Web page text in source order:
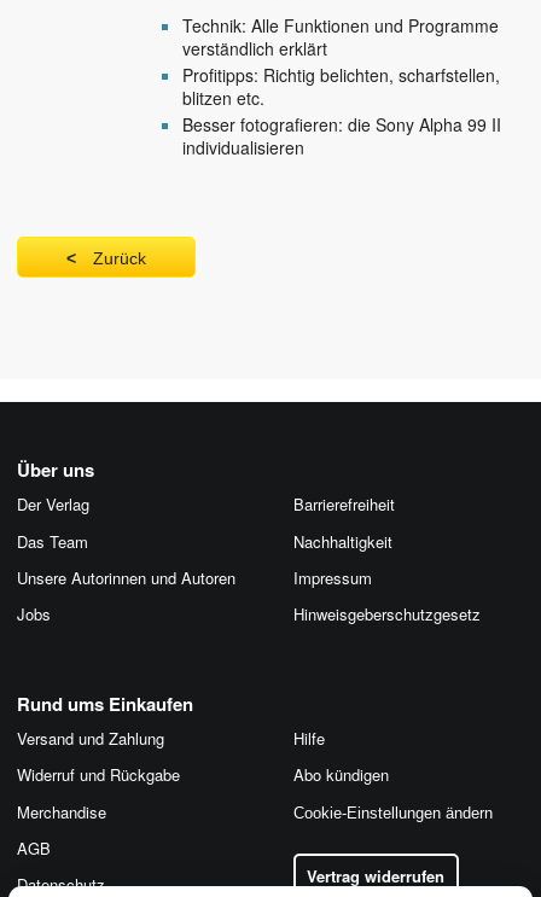
Technik: Alle Funktionen und Programme
verständlich erklärt
Profitipps: Richtig belichten, scharfstellen,
blitzen etc.
Besser fotografieren: die Sony Alpha 99 II
individualisieren
Zurück
Über uns
Der Verlag
Das Team
Unsere Autorinnen und Autoren
Jobs
Barrierefreiheit
Nachhaltigkeit
Impressum
Hinweis­geber­schutz­gesetz
Rund ums Einkaufen
Versand und Zahlung
Widerruf und Rückgabe
Merchandise
AGB
Datenschutz
Hilfe
Abo kündigen
Cookie-Einstellungen ändern
Vertrag widerrufen